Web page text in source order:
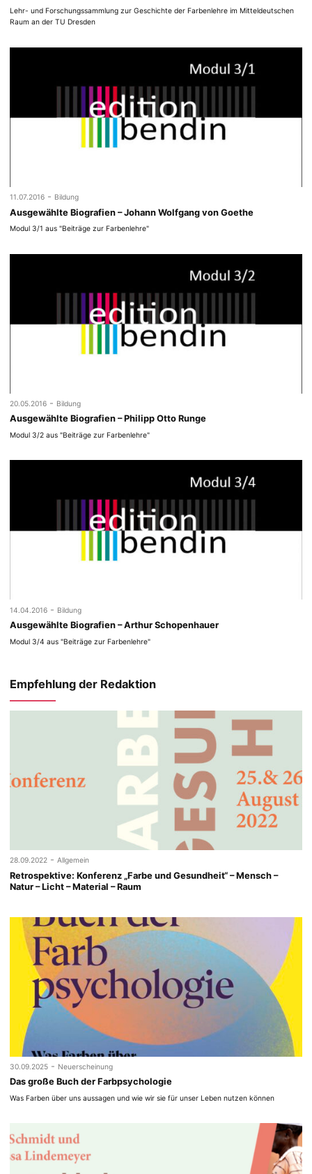
Lehr- und Forschungssammlung zur Geschichte der Farbenlehre im Mitteldeutschen
Raum an der TU Dresden
11.07.2016 - Bildung
Ausgewählte Biografien – Johann Wolfgang von Goethe
Modul 3/1 aus "Beiträge zur Farbenlehre"
20.05.2016 - Bildung
Ausgewählte Biografien – Philipp Otto Runge
Modul 3/2 aus "Beiträge zur Farbenlehre"
14.04.2016 - Bildung
Ausgewählte Biografien – Arthur Schopenhauer
Modul 3/4 aus "Beiträge zur Farbenlehre"
Empfehlung der Redaktion
28.09.2022 - Allgemein
Retrospektive: Konferenz „Farbe und Gesundheit“ – Mensch –
Natur – Licht – Material – Raum
30.09.2025 - Neuerscheinung
Das große Buch der Farbpsychologie
Was Farben über uns aussagen und wie wir sie für unser Leben nutzen können